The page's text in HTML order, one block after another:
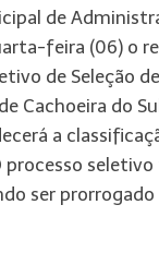
de
feira (06) o
de Seleção
Cachoeira do
a
processo
ser prorrogado